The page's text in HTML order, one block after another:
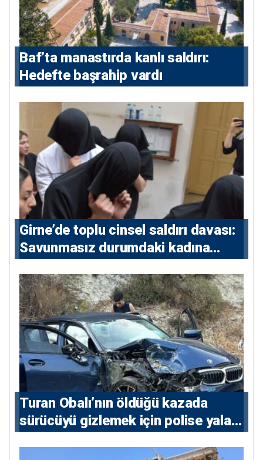
Baf’ta manastırda kanlı saldırı:
Hedefte başrahip vardı
Girne’de toplu cinsel saldırı davası:
Savunmasız durumdaki kadına
Turan Obalı’nın öldüğü kazada
sürücüyü gizlemek için polise yalan